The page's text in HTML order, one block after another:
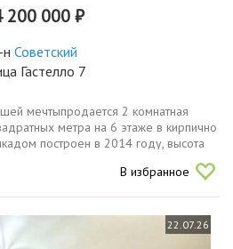
200 000 ₽
Советский
Гастелло 7
мечтыпродается 2 комнатная
метра на 6 этаже в кирпично
построен в 2014 году, высота
подземная парковка, 2
В избранное
22.07.26